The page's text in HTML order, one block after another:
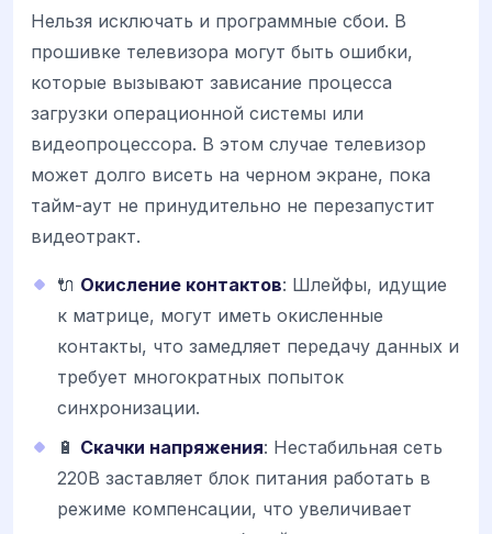
Нельзя исключать и программные сбои. В
прошивке телевизора могут быть ошибки,
которые вызывают зависание процесса
загрузки операционной системы или
видеопроцессора. В этом случае телевизор
может долго висеть на черном экране, пока
тайм-аут не принудительно не перезапустит
видеотракт.
🔌 Окисление контактов: Шлейфы, идущие
к матрице, могут иметь окисленные
контакты, что замедляет передачу данных и
требует многократных попыток
синхронизации.
🔋 Скачки напряжения: Нестабильная сеть
220В заставляет блок питания работать в
режиме компенсации, что увеличивает